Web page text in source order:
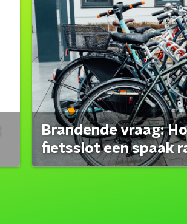
Brandende vraag:
fietsslot een spaak